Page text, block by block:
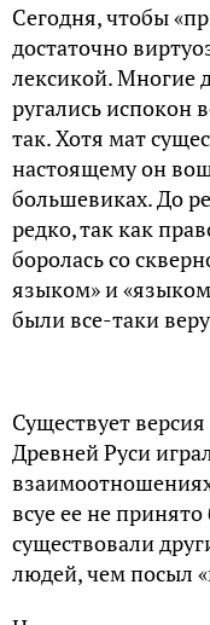
Сегодня, чтобы
достаточно
лексикой. Многие
ругались испокон
так. Хотя мат
настоящему он
большевиках. До
редко, так как
боролась со
языком» и
были все-таки
Существует
Древней Руси
всуе ее не
существовали
людей, чем посыл